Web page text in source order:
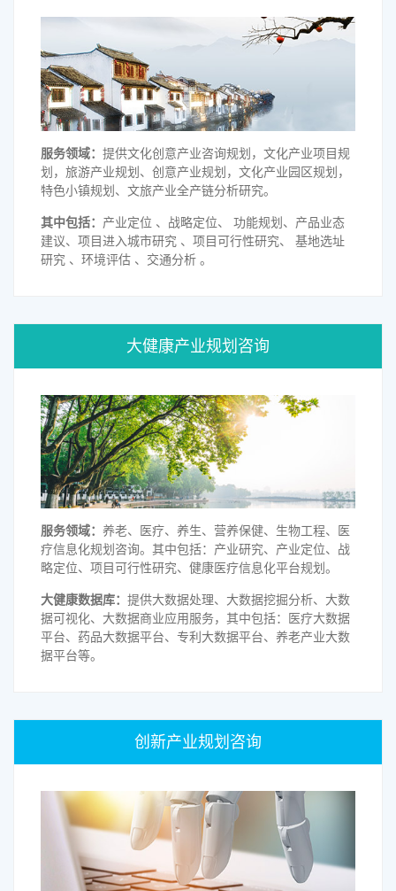
服务领域： 提供文化创意产业咨询规划，文化产业项目规
划，旅游产业规划、创意产业规划，文化产业园区规划，
特色小镇规划、文旅产业全产链分析研究。
其中包括： 产业定位 、战略定位、 功能规划、产品业态
建议、项目进入城市研究 、项目可行性研究、 基地选址
研究 、环境评估 、交通分析 。
大健康产业规划咨询
服务领域： 养老、医疗、养生、营养保健、生物工程、医
疗信息化规划咨询。其中包括：产业研究、产业定位、战
略定位、项目可行性研究、健康医疗信息化平台规划。
大健康数据库： 提供大数据处理、大数据挖掘分析、大数
据可视化、大数据商业应用服务，其中包括：医疗大数据
平台、药品大数据平台、专利大数据平台、养老产业大数
据平台等。
创新产业规划咨询